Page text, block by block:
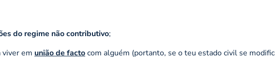
do regime não contributivo;
viver em união de factocom alguém (portanto, se o teu estado civil se